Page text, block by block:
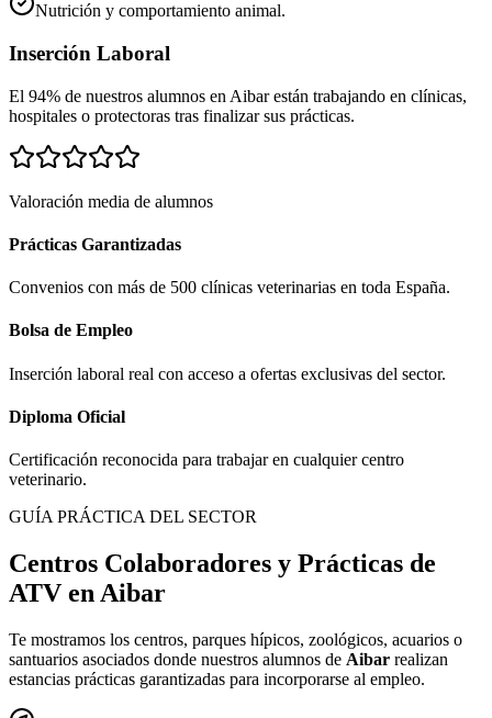
Nutrición y comportamiento animal.
Inserción Laboral
El 94% de nuestros alumnos en Aibarestán trabajando en clínicas,
hospitales o protectoras tras finalizar sus prácticas.
Valoración media de alumnos
Prácticas Garantizadas
Convenios con más de 500 clínicas veterinarias en toda España.
Bolsa de Empleo
Inserción laboral real con acceso a ofertas exclusivas del sector.
Diploma Oficial
Certificación reconocida para trabajar en cualquier centro
veterinario.
GUÍA PRÁCTICA DEL SECTOR
Centros Colaboradores y Prácticas de
ATV en Aibar
Te mostramos los centros, parques hípicos, zoológicos, acuarios o
santuarios asociados donde nuestros alumnos de Aibar realizan
estancias prácticas garantizadas para incorporarse al empleo.